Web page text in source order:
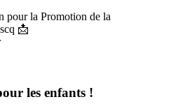
pour la Promotion de la
📩
les enfants !